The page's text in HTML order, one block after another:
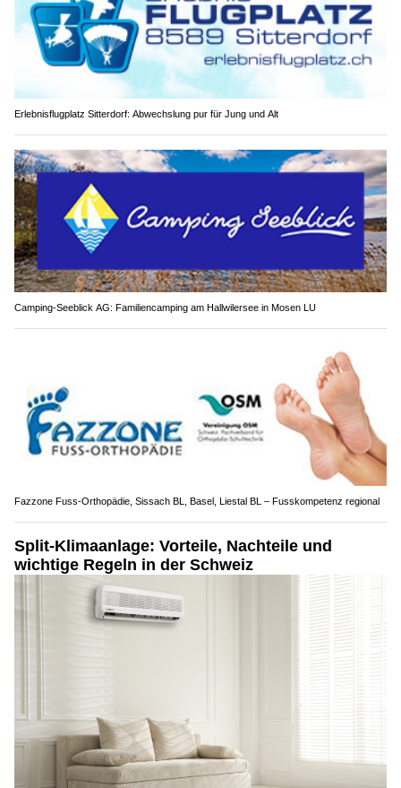
Erlebnisflugplatz Sitterdorf: Abwechslung pur für Jung und Alt
Camping-Seeblick AG: Familiencamping am Hallwilersee in Mosen LU
Fazzone Fuss-Orthopädie, Sissach BL, Basel, Liestal BL – Fusskompetenz regional
Split-Klimaanlage: Vorteile, Nachteile und
wichtige Regeln in der Schweiz